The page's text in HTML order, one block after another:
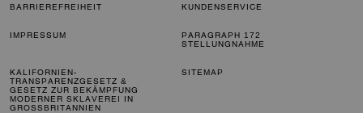
BARRIEREFREIHEIT KUNDENSERVICE
IMPRESSUM
PARAGRAPH 172
STELLUNGNAHME
KALIFORNIEN-
TRANSPARENZGESETZ &
GESETZ ZUR BEKÄMPFUNG
MODERNER SKLAVEREI IN
GROSSBRITANNIEN
SITEMAP